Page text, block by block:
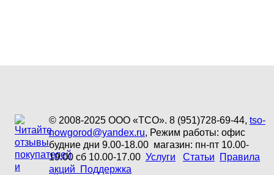
© 2008-2025 ООО «ТСО». 8 (951)728-69-44, tso-
nowgorod@yandex.ru, Режим работы: офис
будние дни 9.00-18.00 магазин: пн-пт 10.00-
19.00 сб 10.00-17.00 Услуги Статьи
Правила
акций
Поддержка